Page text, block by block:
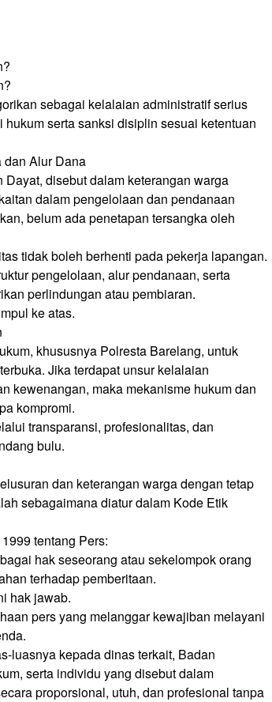
sebagai kelalaian administratif serius
serta sanksi disiplin sesuai ketentuan
dan Alur Dana
disebut dalam keterangan warga
dalam pengelolaan dan pendanaan
belum ada penetapan tersangka oleh
tidak boleh berhenti pada pekerja lapangan.
pengelolaan, alur pendanaan, serta
perlindungan atau pembiaran.
ke atas.
khususnya Polresta Barelang, untuk
Jika terdapat unsur kelalaian
kewenangan, maka mekanisme hukum dan
kompromi.
transparansi, profesionalitas, dan
bulu.
dan keterangan warga dengan tetap
sebagaimana diatur dalam Kode Etik
tentang Pers:
hak seseorang atau sekelompok orang
terhadap pemberitaan.
hak jawab.
pers yang melanggar kewajiban melayani
luasnya kepada dinas terkait, Badan
serta individu yang disebut dalam
proporsional, utuh, dan profesional tanpa